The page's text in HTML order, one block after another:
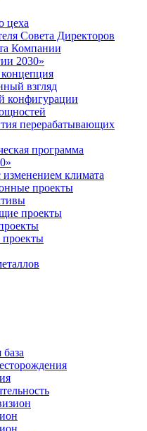
цеха
Совета Директоров
Компании
2030»
концепция
взгляд
конфигурации
перерабатывающих
программа
изменением климата
проекты
проекты
проекты